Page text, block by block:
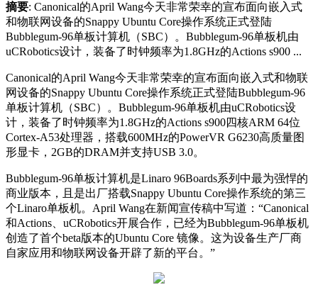
摘要: Canonical的April Wang今天非常荣幸的宣布面向嵌入式
和物联网设备的Snappy Ubuntu Core操作系统正式登陆
Bubblegum-96单板计算机（SBC）。Bubblegum-96单板机由
uCRobotics设计，装备了时钟频率为1.8GHz的Actions s900 ...
Canonical的April Wang今天非常荣幸的宣布面向嵌入式和物联
网设备的Snappy Ubuntu Core操作系统正式登陆Bubblegum-96
单板计算机（SBC）。 Bubblegum-96单板机由uCRobotics设
计，装备了时钟频率为1.8GHz的Actions s900四核ARM 64位
Cortex-A53处理器，搭载600MHz的PowerVR G6230高质量图
形显卡，2GB的DRAM并支持USB 3.0。
Bubblegum-96单板计算机是Linaro 96Boards系列中最为强悍的
商业版本，且是出厂搭载Snappy Ubuntu Core操作系统的第三
个Linaro单板机。April Wang在新闻宣传稿中写道：“Canonical
和Actions、uCRobotics开展合作，已经为Bubblegum-96单板机
创造了首个beta版本的Ubuntu Core 镜像。这为设备生产厂商
自家应用和物联网设备开辟了新的平台。”